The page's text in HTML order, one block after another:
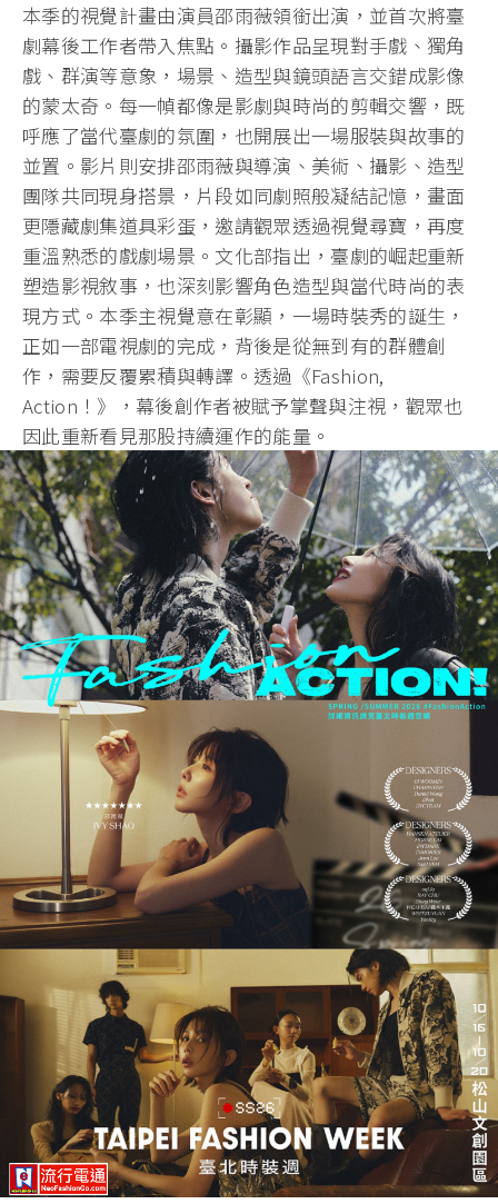
本季的視覺計畫由演員邵雨薇領銜出演，並首次將臺
劇幕後工作者帶入焦點。攝影作品呈現對手戲、獨角
戲、群演等意象，場景、造型與鏡頭語言交錯成影像
的蒙太奇。每一幀都像是影劇與時尚的剪輯交響，既
呼應了當代臺劇的氛圍，也開展出一場服裝與故事的
並置。影片則安排邵雨薇與導演、美術、攝影、造型
團隊共同現身搭景，片段如同劇照般凝結記憶，畫面
更隱藏劇集道具彩蛋，邀請觀眾透過視覺尋寶，再度
重溫熟悉的戲劇場景。文化部指出，臺劇的崛起重新
塑造影視敘事，也深刻影響角色造型與當代時尚的表
現方式。本季主視覺意在彰顯，一場時裝秀的誕生，
正如一部電視劇的完成，背後是從無到有的群體創
作，需要反覆累積與轉譯。透過《Fashion,
Action！》，幕後創作者被賦予掌聲與注視，觀眾也
因此重新看見那股持續運作的能量。